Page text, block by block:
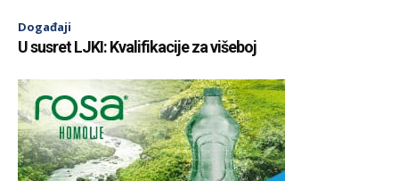
Događaji
U susret LJKI: Kvalifikacije za višeboj